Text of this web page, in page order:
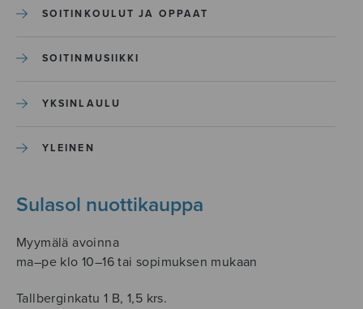
SOITINKOULUT JA OPPAAT
SOITINMUSIIKKI
YKSINLAULU
YLEINEN
Sulasol nuottikauppa
Myymälä avoinna
ma–pe klo 10–16 tai sopimuksen mukaan
Tallberginkatu 1 B, 1,5 krs.